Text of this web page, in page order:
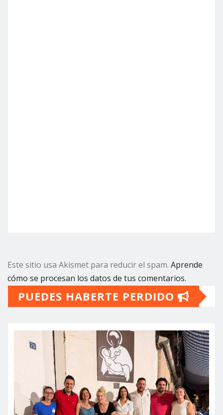
Este sitio usa Akismet para reducir el spam. Aprende
cómo se procesan los datos de tus comentarios.
PUEDES HABERTE PERDIDO